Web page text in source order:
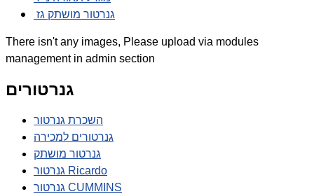
גנרטור מושתק גז
There isn't any images, Please upload via modules
management in admin section
גנרטורים
השכרת גנרטור
גנרטורים למכירה
גנרטור מושתק
גנרטור Ricardo
גנרטור CUMMINS